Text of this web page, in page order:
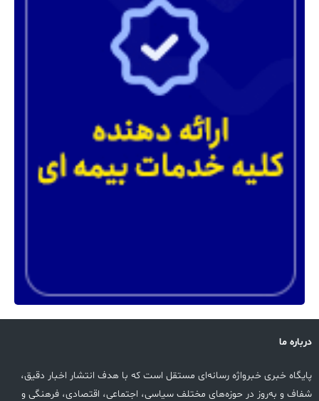
درباره ما
پایگاه خبری خبرواژه رسانه‌ای مستقل است که با هدف انتشار اخبار دقیق،
شفاف و به‌روز در حوزه‌های مختلف سیاسی، اجتماعی، اقتصادی، فرهنگی و